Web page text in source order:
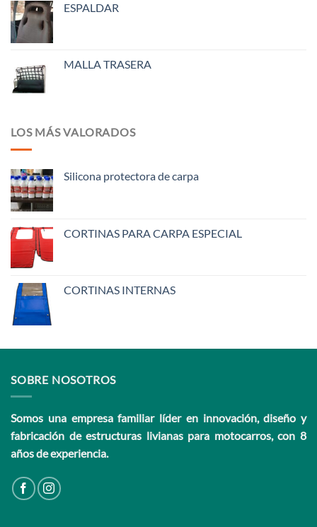
ESPALDAR
MALLA TRASERA
LOS MÁS VALORADOS
Silicona protectora de carpa
CORTINAS PARA CARPA ESPECIAL
CORTINAS INTERNAS
SOBRE NOSOTROS
Somos una empresa familiar líder en innovación, diseño y
fabricación de estructuras livianas para motocarros, con 8
años de experiencia.